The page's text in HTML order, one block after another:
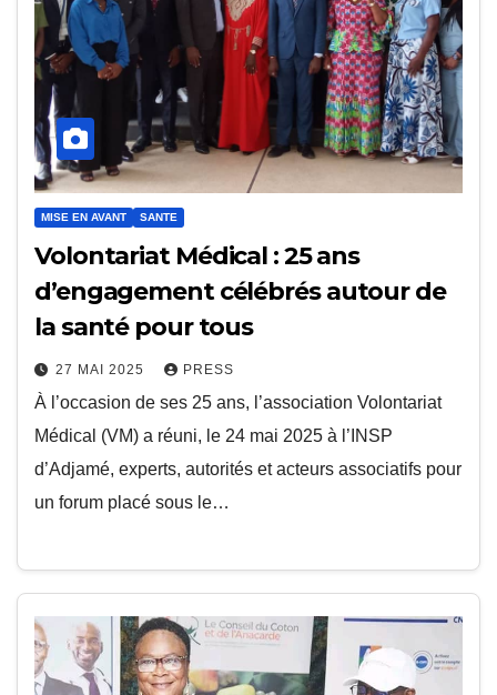
MISE EN AVANT SANTE
Volontariat Médical : 25 ans
d’engagement célébrés autour de
la santé pour tous
27 MAI 2025 PRESS
À l’occasion de ses 25 ans, l’association Volontariat
Médical (VM) a réuni, le 24 mai 2025 à l’INSP
d’Adjamé, experts, autorités et acteurs associatifs pour
un forum placé sous le…